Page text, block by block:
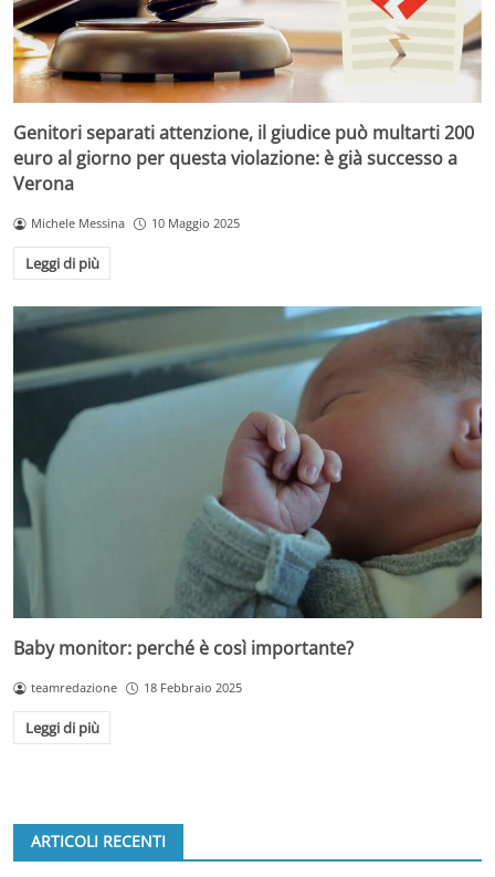
Genitori separati attenzione, il giudice può multarti 200
euro al giorno per questa violazione: è già successo a
Verona
Michele Messina 10 Maggio 2025
Leggi di più
Baby monitor: perché è così importante?
teamredazione 18 Febbraio 2025
Leggi di più
ARTICOLI RECENTI